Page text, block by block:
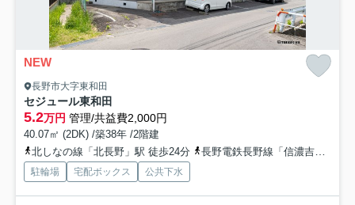
NEW
長野市大字東和田
セジュール東和田
5.2万円 管理/共益費2,000円
40.07㎡ (2DK) /築38年 /2階建
北しなの線「北長野」駅 徒歩24分
長野電鉄長野線「信濃吉田」駅 徒歩27分
駐輪場 宅配ボックス 公共下水